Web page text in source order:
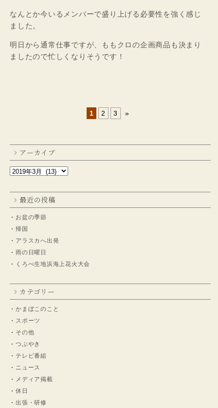
なんとか今いるメンバーで盛り上げる必要性を強く感じ
ました。
明日から通常仕事ですが、ももクロの企画商品も決まり
ましたので忙しくなりそうです！
1 2 3 »
アーカイブ
最近の投稿
お盆の季節
帰国
アラスカへ出発
雨の日曜日
くろべ生地浜海上花火大会
カテゴリー
かまぼこのこと
スポーツ
その他
つぶやき
テレビ番組
ニュース
メディア掲載
休日
出張・研修